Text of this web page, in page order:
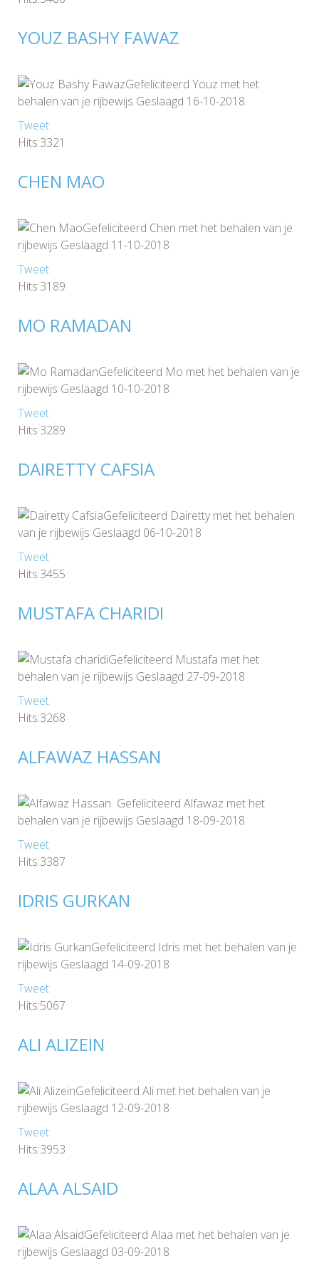
YOUZ BASHY FAWAZ
Gefeliciteerd Youz met het
behalen van je rijbewijs Geslaagd 16-10-2018
Tweet
Hits:3321
CHEN MAO
Gefeliciteerd Chen met het behalen van je
rijbewijs Geslaagd 11-10-2018
Tweet
Hits:3189
MO RAMADAN
Gefeliciteerd Mo met het behalen van je
rijbewijs Geslaagd 10-10-2018
Tweet
Hits:3289
DAIRETTY CAFSIA
Gefeliciteerd Dairetty met het behalen
van je rijbewijs Geslaagd 06-10-2018
Tweet
Hits:3455
MUSTAFA CHARIDI
Gefeliciteerd Mustafa met het
behalen van je rijbewijs Geslaagd 27-09-2018
Tweet
Hits:3268
ALFAWAZ HASSAN
Gefeliciteerd Alfawaz met het
behalen van je rijbewijs Geslaagd 18-09-2018
Tweet
Hits:3387
IDRIS GURKAN
Gefeliciteerd Idris met het behalen van je
rijbewijs Geslaagd 14-09-2018
Tweet
Hits:5067
ALI ALIZEIN
Gefeliciteerd Ali met het behalen van je
rijbewijs Geslaagd 12-09-2018
Tweet
Hits:3953
ALAA ALSAID
Gefeliciteerd Alaa met het behalen van je
rijbewijs Geslaagd 03-09-2018